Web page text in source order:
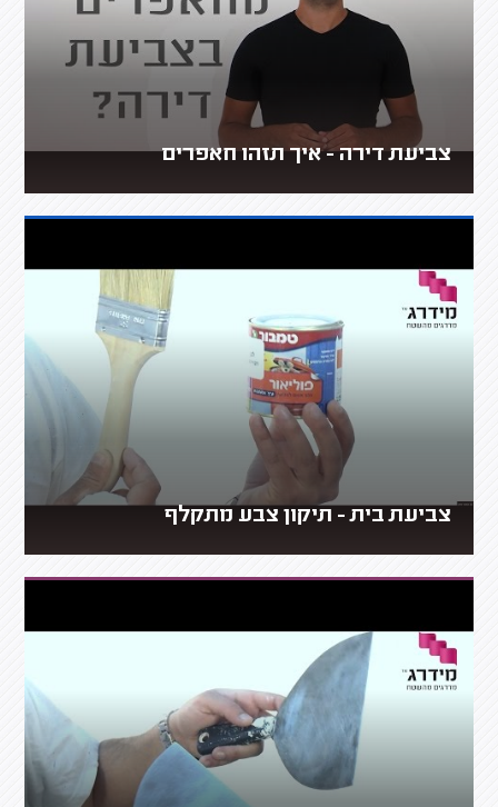
צביעת דירה - איך תזהו חאפרים
צביעת בית - תיקון צבע מתקלף